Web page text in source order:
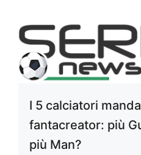
I 5 calciatori
fantacreator: più
più Man?